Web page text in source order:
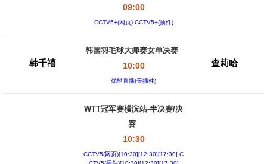
09:00
CCTV5+(网页) CCTV5+(插件)
韩千禧
韩国羽毛球大师赛女单决赛
10:00
优酷直播(无插件)
查莉哈
WTT冠军赛横滨站-半决赛/决
赛
10:30
CCTV5(网页)[10:30][12:30][17:30] C